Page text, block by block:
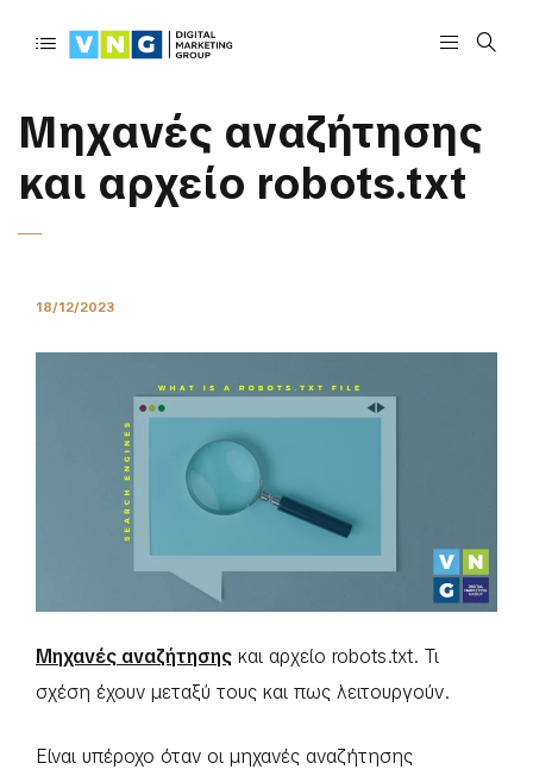
Μηχανές αναζήτησης
και αρχείο robots.txt
18/12/2023
Μηχανές αναζήτησης και αρχείο robots.txt. Τι
σχέση έχουν μεταξύ τους και πως λειτουργούν.
Είναι υπέροχο όταν οι μηχανές αναζήτησης